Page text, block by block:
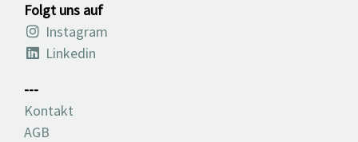
Folgt uns auf
Instagram
Linkedin
---
Kontakt
AGB